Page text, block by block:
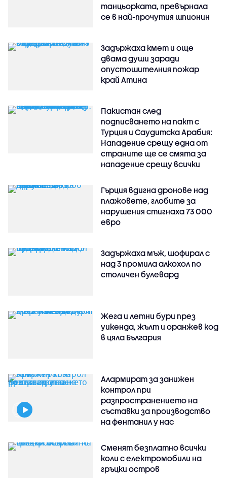
танцьорката, превърнала
се в най-прочутия шпионин
Задържаха кмет и още
двама души заради
опустошителния пожар
край Атина
Пакистан след
подписването на пакт с
Турция и Саудитска Арабия:
Нападение срещу една от
страните ще се смята за
нападение срещу всички
Гърция вдигна дронове над
плажовете, глобите за
нарушения стигнаха 73 000
евро
Задържаха мъж, шофирал с
над 3 промила алкохол по
столичен булевард
Жега и летни бури през
уикенда, жълт и оранжев код
в цяла България
Алармират за занижен
контрол при
разпространението на
съставки за производство
на фентанил у нас
Сменят безплатно всички
коли с електромобили на
гръцки остров